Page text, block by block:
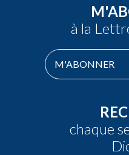
à la
M'ABONNER
chaque